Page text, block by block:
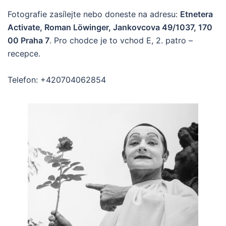
Fotografie zasílejte nebo doneste na adresu: Etnetera
Activate, Roman Löwinger, Jankovcova 49/1037, 170
00 Praha 7. Pro chodce je to vchod E, 2. patro –
recepce.
Telefon: +420704062854